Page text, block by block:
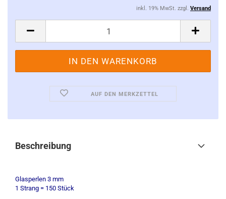
inkl. 19% MwSt. zzgl. Versand
AUF DEN MERKZETTEL
Beschreibung
Glasperlen 3 mm
1 Strang = 150 Stück